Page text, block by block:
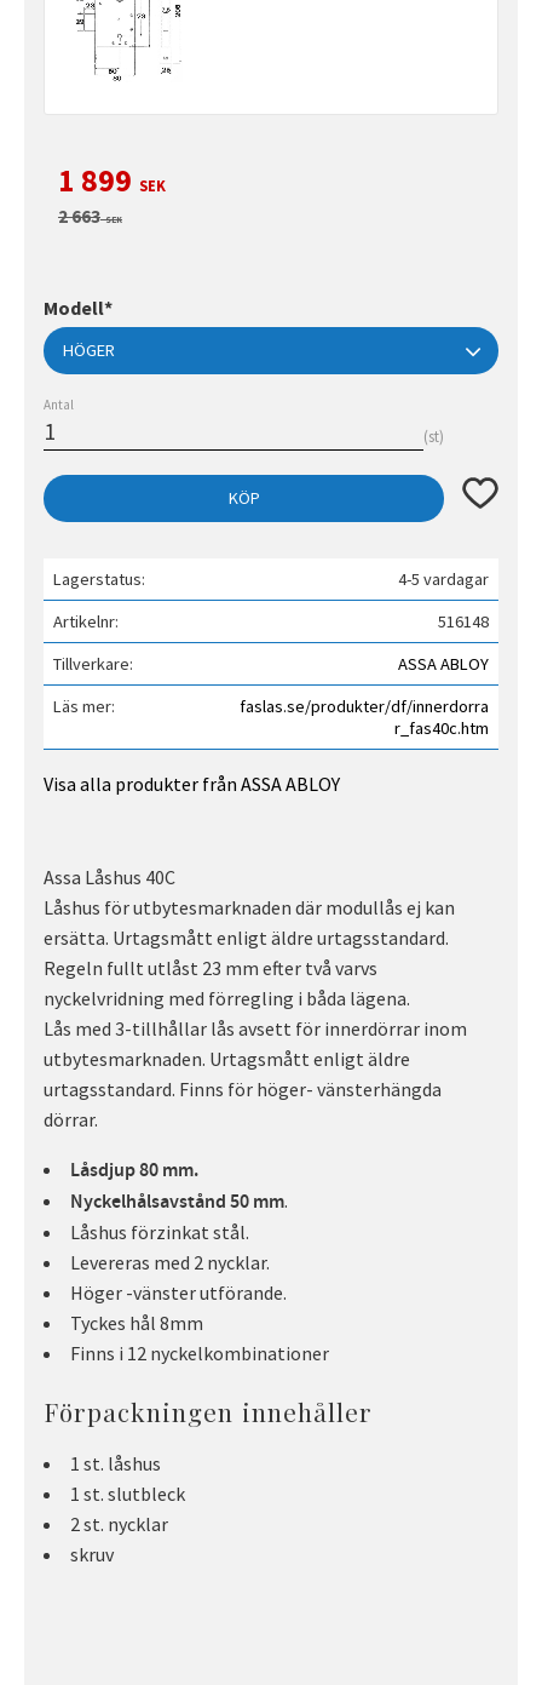
Nedsatt pris:
1 899 SEK
Ordinarie pris:
2 663SEK
Modell*
Antal
st
KÖP Lägg till
Lagerstatus
4-5 vardagar
Artikelnr
516148
Tillverkare
ASSA ABLOY
Läs mer
faslas.se/produkter/df/innerdorra
r_fas40c.htm
Visa alla produkter från ASSA ABLOY
Assa Låshus 40C
Låshus för utbytesmarknaden där modullås ej kan
ersätta. Urtagsmått enligt äldre urtagsstandard.
Regeln fullt utlåst 23 mm efter två varvs
nyckelvridning med förregling i båda lägena.
Lås med 3-tillhållar lås avsett för innerdörrar inom
utbytesmarknaden. Urtagsmått enligt äldre
urtagsstandard. Finns för höger- vänsterhängda
dörrar.
Låsdjup 80 mm.
Nyckelhålsavstånd 50 mm.
Låshus förzinkat stål.
Levereras med 2 nycklar.
Höger -vänster utförande.
Tyckes hål 8mm
Finns i 12 nyckelkombinationer
Förpackningen innehåller
1 st. låshus
1 st. slutbleck
2 st. nycklar
skruv